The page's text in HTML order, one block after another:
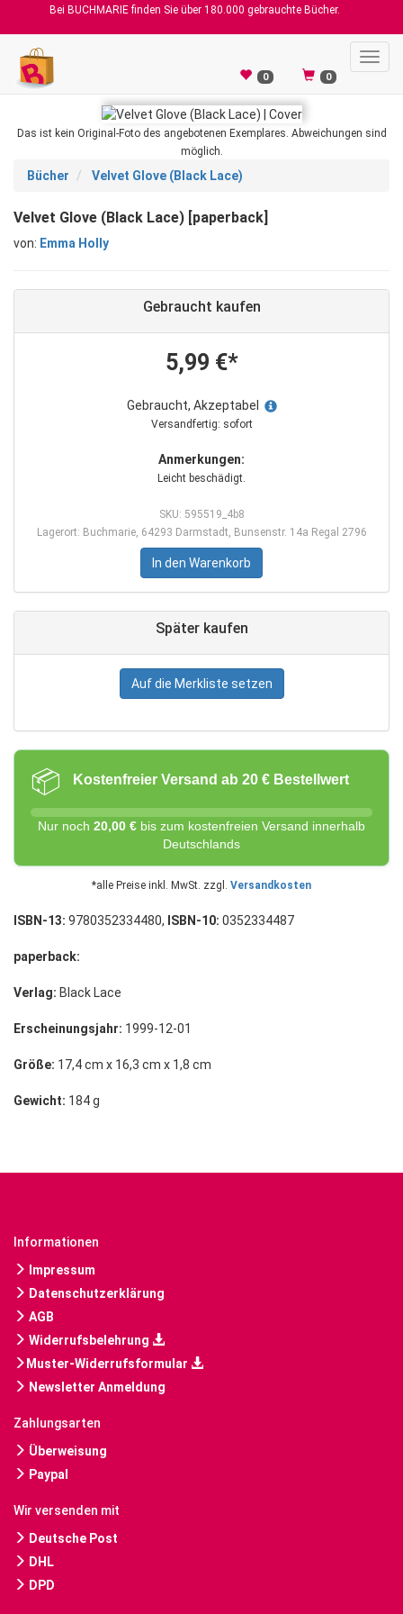
Bei BUCHMARIE finden Sie über 180.000 gebrauchte Bücher.
0 0
Das ist kein Original-Foto des angebotenen Exemplares. Abweichungen sind
möglich.
Bücher Velvet Glove (Black Lace)
Velvet Glove (Black Lace) [paperback]
von: Emma Holly
Gebraucht kaufen
5,99 €*
Gebraucht, Akzeptabel
Versandfertig: sofort
Anmerkungen:
Leicht beschädigt.
SKU: 595519_4b8
Lagerort: Buchmarie, 64293 Darmstadt, Bunsenstr. 14a Regal 2796
In den Warenkorb
Später kaufen
Auf die Merkliste setzen
📦 Kostenfreier Versand ab 20 € Bestellwert
Nur noch 20,00 € bis zum kostenfreien Versand innerhalb
Deutschlands
*alle Preise inkl. MwSt. zzgl. Versandkosten
ISBN-13: 9780352334480, ISBN-10: 0352334487
paperback:
Verlag: Black Lace
Erscheinungsjahr: 1999-12-01
Größe: 17,4 cm x 16,3 cm x 1,8 cm
Gewicht: 184 g
Informationen
Impressum
Datenschutzerklärung
AGB
Widerrufsbelehrung
Muster-Widerrufsformular
Newsletter Anmeldung
Zahlungsarten
Überweisung
Paypal
Wir versenden mit
Deutsche Post
DHL
DPD